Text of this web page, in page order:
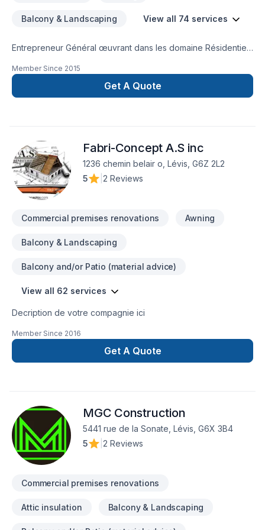
l’exécution de travaux à la hauteur de vos attentes
projets par un accompagnement personnalisé du début à la
d’expert et nos fournisseurs afin de rendre possible vos
projets dans les meilleurs délais et aux meilleures conditions
Balcony & Landscaping View all 74 services
Entrepreneur Général œuvrant dans les domaine Résidentiel-
Member Since 2015
Get A Quote
Fabri-Concept A.S inc
1236 chemin belair o, Lévis, G6Z 2L2
5
2 Reviews
Commercial premises renovations Awning
Balcony & Landscaping
Balcony and/or Patio (material advice)
View all 62 services
Decription de votre compagnie ici
Member Since 2016
Get A Quote
MGC Construction
5441 rue de la Sonate, Lévis, G6X 3B4
5
2 Reviews
Commercial premises renovations
Attic insulation Balcony & Landscaping